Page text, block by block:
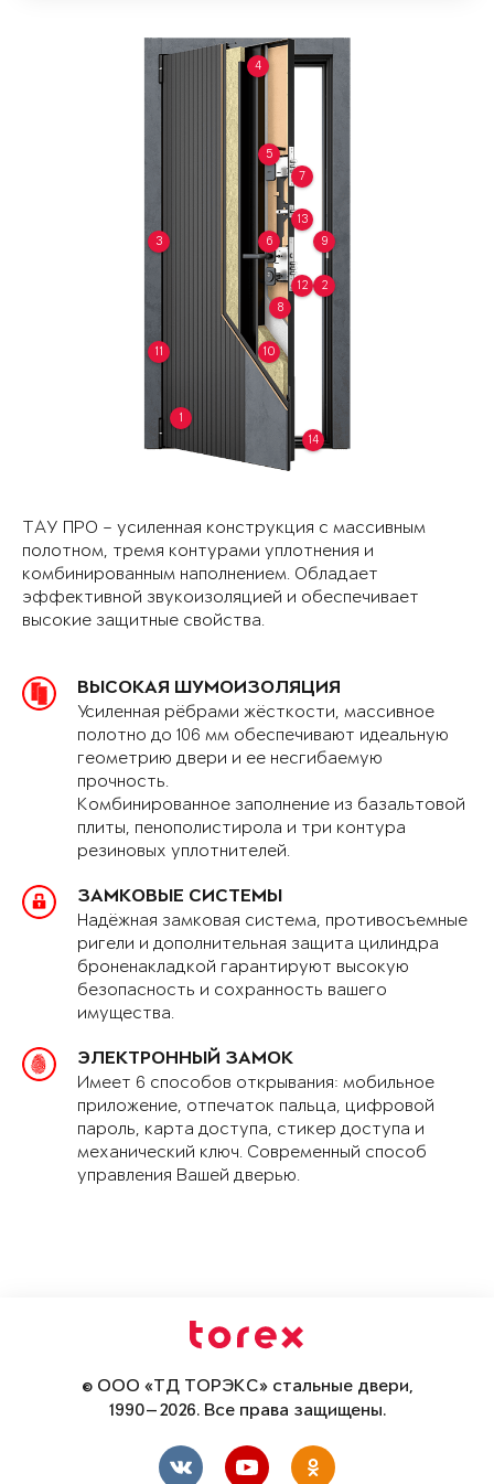
1
2
3
4
5
6
7
8
9
10
11
12
13
14
ТАУ ПРО – усиленная конструкция с массивным
полотном, тремя контурами уплотнения и
комбинированным наполнением. Обладает
эффективной звукоизоляцией и обеспечивает
высокие защитные свойства.
ВЫСОКАЯ ШУМОИЗОЛЯЦИЯ
Усиленная рёбрами жёсткости, массивное
полотно до 106 мм обеспечивают идеальную
геометрию двери и ее несгибаемую
прочность.
Комбинированное заполнение из базальтовой
плиты, пенополистирола и три контура
резиновых уплотнителей.
ЗАМКОВЫЕ СИСТЕМЫ
Надёжная замковая система, противосъемные
ригели и дополнительная защита цилиндра
броненакладкой гарантируют высокую
безопасность и сохранность вашего
имущества.
ЭЛЕКТРОННЫЙ ЗАМОК
Имеет 6 способов открывания: мобильное
приложение, отпечаток пальца, цифровой
пароль, карта доступа, стикер доступа и
механический ключ. Современный способ
управления Вашей дверью.
© ООО «ТД ТОРЭКС» стальные двери,
1990—2026. Все права защищены.